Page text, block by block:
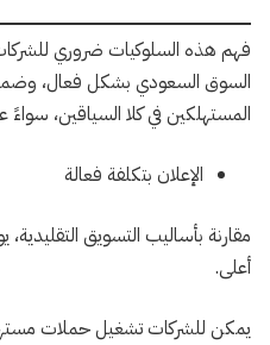
فهم هذه السلوكيات ضروري
السوق السعودي بشكل فعال،
المستهلكين في كلا السياقين، سواءً
الإعلان بتكلفة فعالة
مقارنة بأساليب التسويق
أعلى.
يمكن للشركات تشغيل حملات